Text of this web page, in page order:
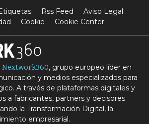
Rss Feed
Aviso Legal
Cookie Cookie Center
Nextwork360, grupo europeo líder en
y medios especializados para
A través de plataformas digitales y
a fabricantes, partners y decisores
la Transformación Digital, la
empresarial.